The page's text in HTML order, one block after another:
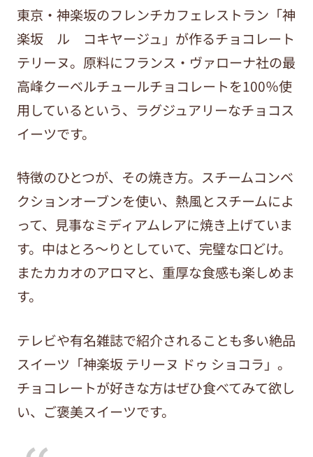
東京・神楽坂のフレンチカフェレストラン「神
楽坂 ル コキヤージュ」が作るチョコレート
テリーヌ。原料にフランス・ヴァローナ社の最
高峰クーベルチュールチョコレートを100％使
用しているという、ラグジュアリーなチョコス
イーツです。
特徴のひとつが、その焼き方。スチームコンベ
クションオーブンを使い、熱風とスチームによ
って、見事なミディアムレアに焼き上げていま
す。中はとろ～りとしていて、完璧な口どけ。
またカカオのアロマと、重厚な食感も楽しめま
す。
テレビや有名雑誌で紹介されることも多い絶品
スイーツ「神楽坂 テリーヌ ドゥ ショコラ」。
チョコレートが好きな方はぜひ食べてみて欲し
い、ご褒美スイーツです。